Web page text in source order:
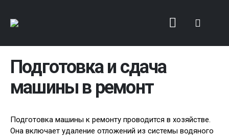
Подготовка и сдача
машины в ремонт
Подготовка машины к ремонту проводится в хозяйстве.
Она включает удаление отложений из системы водяного